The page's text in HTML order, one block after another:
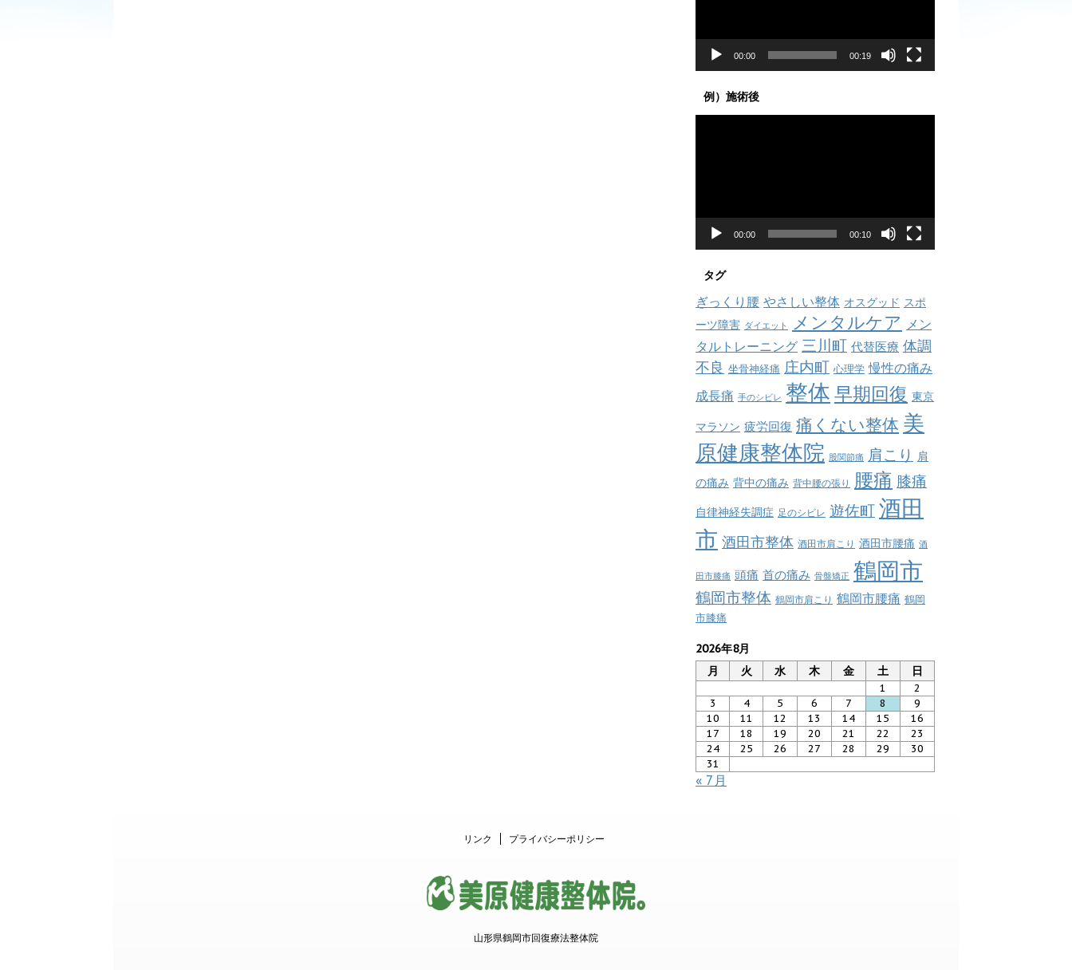
00:00 00:19
例）施術後
00:00 00:10
タグ
ぎっくり腰 やさしい整体 オスグッド スポ
ーツ障害 ダイエット メンタルケア メン
タルトレーニング 三川町 代替医療 体調
不良 坐骨神経痛 庄内町 心理学 慢性の痛み
成長痛 手のシビレ 整体 早期回復 東京
マラソン 疲労回復 痛くない整体 美
原健康整体院 股関節痛 肩こり 肩
の痛み 背中の痛み 背中腰の張り 腰痛 膝痛
自律神経失調症 足のシビレ 遊佐町 酒田
市 酒田市整体 酒田市肩こり 酒田市腰痛 酒
田市膝痛 頭痛 首の痛み 骨盤矯正 鶴岡市
鶴岡市整体 鶴岡市肩こり 鶴岡市腰痛 鶴岡
市膝痛
2026年8月
月
火 水 木 金 土 日
1
2
3
4 5 6 7 8
9
10
11 12 13 14 15
16
17
18 19 20 21 22
23
24
25 26 27 28 29
30
31
« 7月
リンク プライバシーポリシー
山形県鶴岡市回復療法整体院